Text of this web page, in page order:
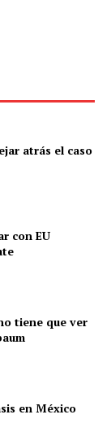
atrás el caso
con EU
tiene que ver
en México